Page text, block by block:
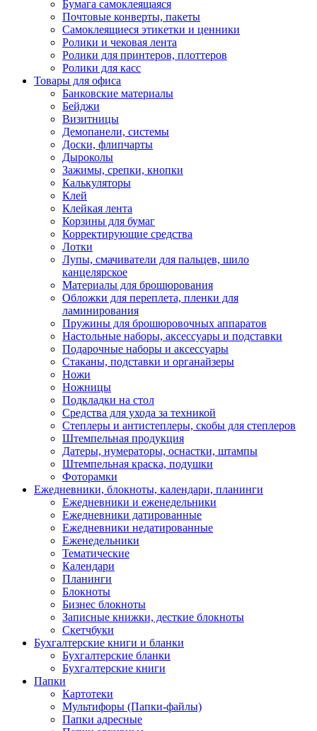
Бумага самоклеящаяся
Почтовые конверты, пакеты
Самоклеящиеся этикетки и ценники
Ролики и чековая лента
Ролики для принтеров, плоттеров
Ролики для касс
Товары для офиса
Банковские материалы
Бейджи
Визитницы
Демопанели, системы
Доски, флипчарты
Дыроколы
Зажимы, срепки, кнопки
Калькуляторы
Клей
Клейкая лента
Корзины для бумаг
Корректирующие средства
Лотки
Лупы, смачиватели для пальцев, шило
канцелярское
Материалы для брошюрования
Обложки для переплета, пленки для
ламинирования
Пружины для брошюровочных аппаратов
Настольные наборы, аксессуары и подставки
Подарочные наборы и аксессуары
Стаканы, подставки и органайзеры
Ножи
Ножницы
Подкладки на стол
Средства для ухода за техникой
Степлеры и антистеплеры, скобы для степлеров
Штемпельная продукция
Датеры, нумераторы, оснастки, штампы
Штемпельная краска, подушки
Фоторамки
Ежедневники, блокноты, календари, планинги
Ежедневники и еженедельники
Ежедневники датированные
Ежедневники недатированные
Еженедельники
Тематические
Календари
Планинги
Блокноты
Бизнес блокноты
Записные книжки, десткие блокноты
Скетчбуки
Бухгалтерские книги и бланки
Бухгалтерские бланки
Бухгалтерские книги
Папки
Картотеки
Мультифоры (Папки-файлы)
Папки адресные